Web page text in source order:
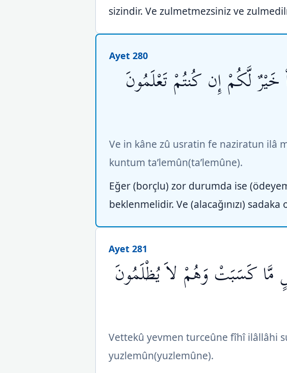
sizindir. Ve zulmetmezsiniz ve
Ayet 280
لَّكُمْ إِن كُنتُمْ تَعْلَمُونَ
Ve in kâne zû usratin fe naziratun ilâ
kuntum ta’lemûn(ta’lemûne).
Eğer (borçlu) zor durumda ise
beklenmelidir. Ve (alacağınızı)
Ayet 281
مَّا كَسَبَتْ وَهُمْ لاَ يُظْلَمُونَ
Vettekû yevmen turceûne fîhî ilâllâhi
yuzlemûn(yuzlemûne).